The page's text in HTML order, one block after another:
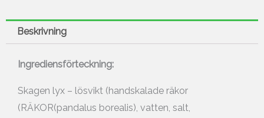
Beskrivning
Ingrediensförteckning:
Skagen lyx – lösvikt (handskalade räkor
(RÄKOR(pandalus borealis), vatten, salt,